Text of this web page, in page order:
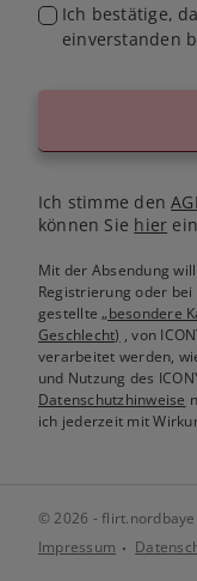
Ich bestätige,
einverstanden
Ich stimme den
können Sie hier
Mit der Absendung
Registrierung oder
gestellte„besondere
Geschlecht) , von
verarbeitet werden,
und Nutzung des
Datenschutzhinweise
ich jederzeit mit
© 2026 -
Impressum